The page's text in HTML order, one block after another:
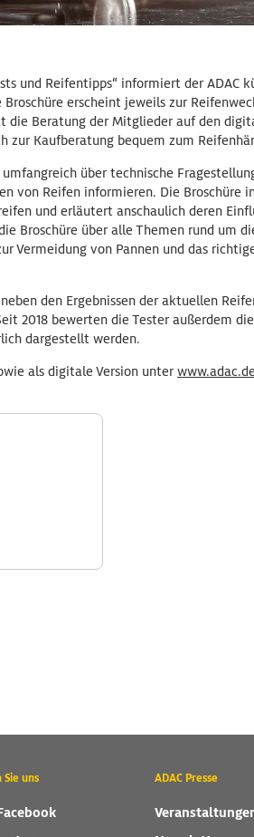
und Reifentipps“ informiert der ADAC
erscheint jeweils zur
Beratung der Mitglieder auf den
zur Kaufberatung bequem zum
über technische
von Reifen informieren. Die Broschüre
und erläutert anschaulich deren
Broschüre über alle Themen rund um
Vermeidung von Pannen und das
den Ergebnissen der aktuellen
2018 bewerten die Tester außerdem
dargestellt werden.
als digitale Version unter
Sie uns ADAC Presse